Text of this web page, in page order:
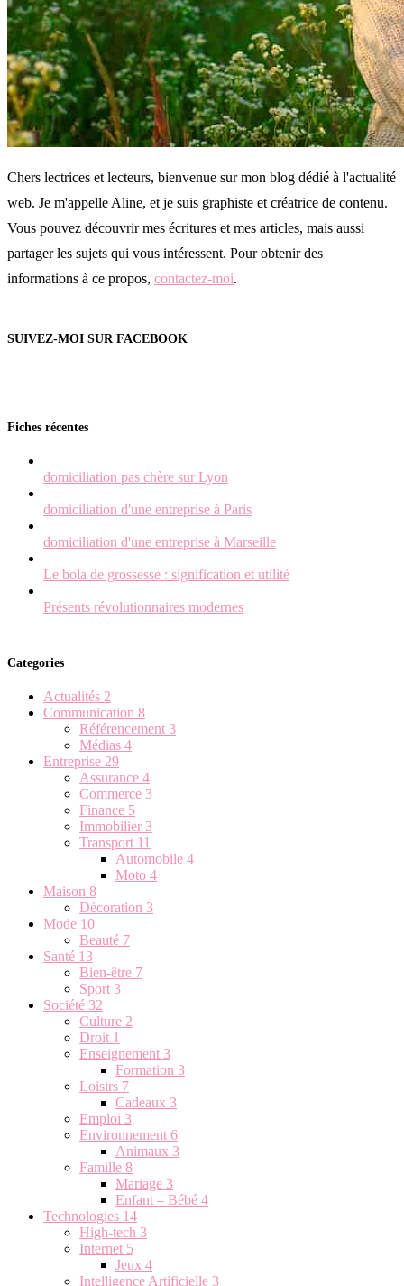
Chers lectrices et lecteurs, bienvenue sur mon blog dédié à l'actualité
web. Je m'appelle Aline, et je suis graphiste et créatrice de contenu.
Vous pouvez découvrir mes écritures et mes articles, mais aussi
partager les sujets qui vous intéressent. Pour obtenir des
informations à ce propos, contactez-moi.
SUIVEZ-MOI SUR FACEBOOK
Fiches récentes
domiciliation pas chère sur Lyon
domiciliation d'une entreprise à Paris
domiciliation d'une entreprise à Marseille
Le bola de grossesse : signification et utilité
Présents révolutionnaires modernes
Categories
Actualités 2
Communication 8
Référencement 3
Médias 4
Entreprise 29
Assurance 4
Commerce 3
Finance 5
Immobilier 3
Transport 11
Automobile 4
Moto 4
Maison 8
Décoration 3
Mode 10
Beauté 7
Santé 13
Bien-être 7
Sport 3
Société 32
Culture 2
Droit 1
Enseignement 3
Formation 3
Loisirs 7
Cadeaux 3
Emploi 3
Environnement 6
Animaux 3
Famille 8
Mariage 3
Enfant – Bébé 4
Technologies 14
High-tech 3
Internet 5
Jeux 4
Intelligence Artificielle 3